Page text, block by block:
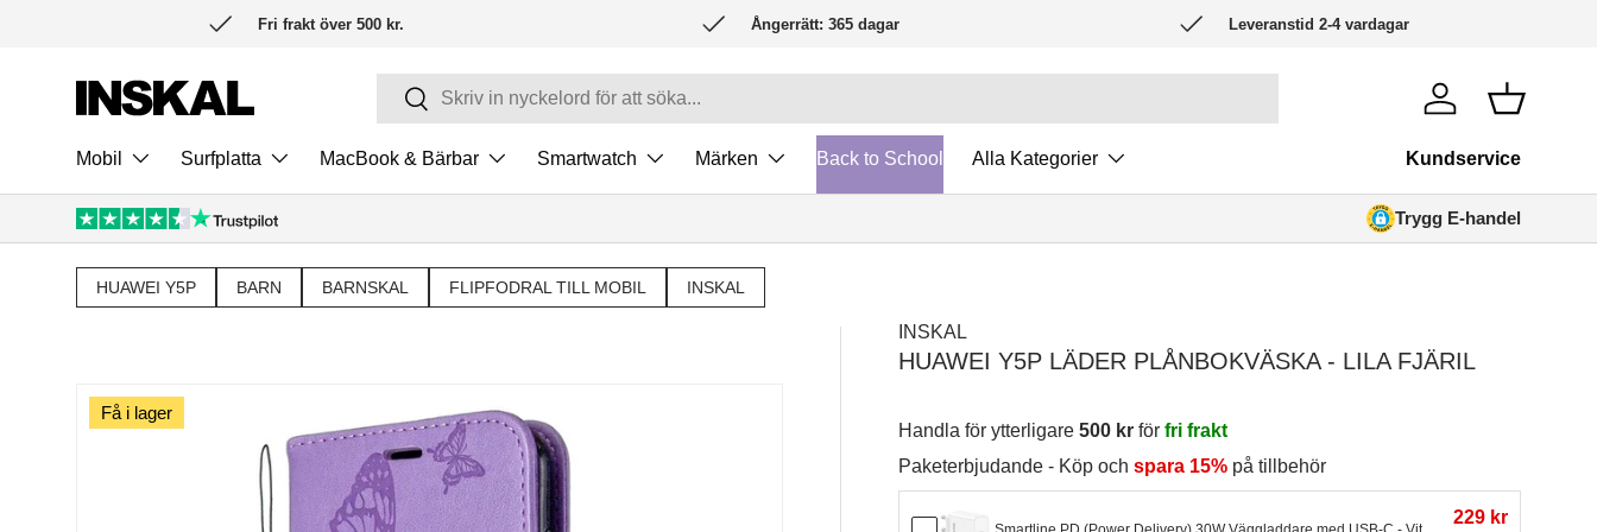
Fri frakt över 500 kr. Ångerrätt: 365 dagar Leveranstid 2-4 vardagar
Sök
Logga inKorg
Mobil Surfplatta MacBook & Bärbar Smartwatch Märken Back to School Alla Kategorier Kundservice
Trygg E-handel
HUAWEI Y5P BARN BARNSKAL FLIPFODRAL TILL MOBIL INSKAL
Få i lager
INSKAL
HUAWEI Y5P LÄDER PLÅNBOKVÄSKA - LILA FJÄRIL
Handla för ytterligare500 kr förfri frakt
Paketerbjudande - Köp ochspara 15% på tillbehör
229 kr